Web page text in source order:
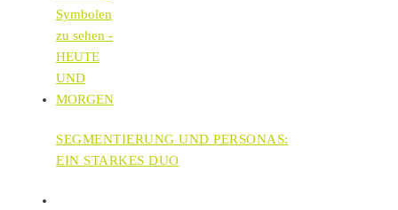
SEGMENTIERUNG UND PERSONAS:
EIN STARKES DUO